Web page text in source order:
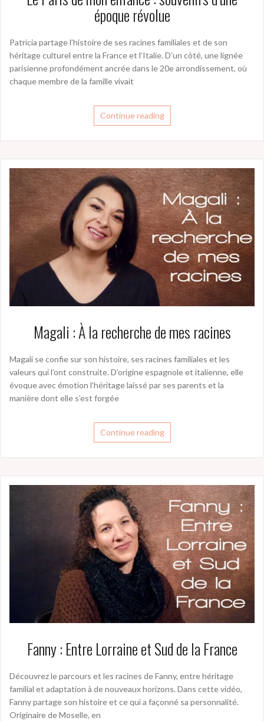
époque révolue
Patricia partage l’histoire de ses racines familiales et de son
héritage culturel entre la France et l’Italie. D’un côté, une lignée
parisienne profondément ancrée dans le 20e arrondissement, où
chaque membre de la famille vivait
Continue reading
Magali : À la recherche de mes racines
Magali se confie sur son histoire, ses racines familiales et les
valeurs qui l’ont construite. D’origine espagnole et italienne, elle
évoque avec émotion l’héritage laissé par ses parents et la
manière dont elle s’est forgée
Continue reading
Fanny : Entre Lorraine et Sud de la France
Découvrez le parcours et les racines de Fanny, entre héritage
familial et adaptation à de nouveaux horizons. Dans cette vidéo,
Fanny partage son histoire et ce qui a façonné sa personnalité.
Originaire de Moselle, en